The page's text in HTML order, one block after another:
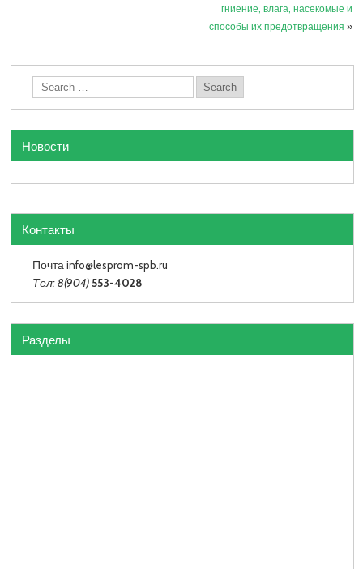
гниение, влага, насекомые и
способы их предотвращения »
Новости
Контакты
Почта info@lesprom-spb.ru
Тел: 8(904) 553-4028
Разделы